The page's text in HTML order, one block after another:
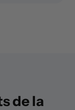
de la